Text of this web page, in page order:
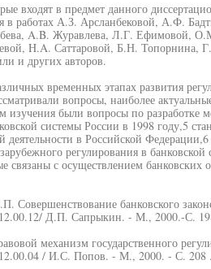
входят в предмет данного
в работах А.З. Арсланбековой, А.Ф.
A.B. Журавлева, Л.Г. Ефимовой,
H.A. Саттаровой, Б.Н. Топорнина,
и других авторов.
временных этапах развития
вопросы, наиболее
изучения были вопросы по разработке
системы России в 1998 году,5
деятельности в Российской
регулирования в
связаны с осуществлением
банковского
Д.П. Сапрыкин. - М., 2000.-С.
механизм государственного
/ И.С. Попов. - М., 2000. - С. 208 .